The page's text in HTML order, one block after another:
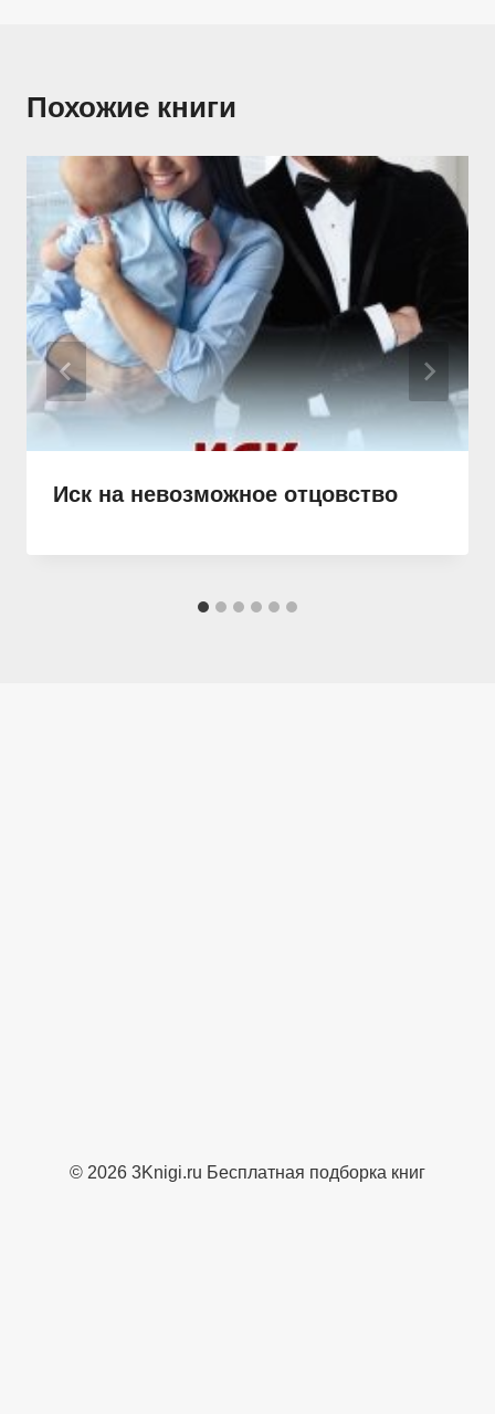
Похожие книги
Иск на невозможное отцовство
© 2026 3Knigi.ru Бесплатная подборка книг